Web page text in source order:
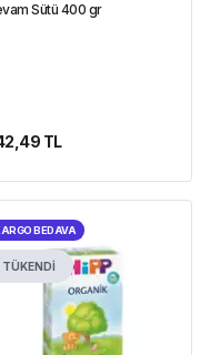
Sütü 400 gr
TL
BEDAVA
TÜKENDİ